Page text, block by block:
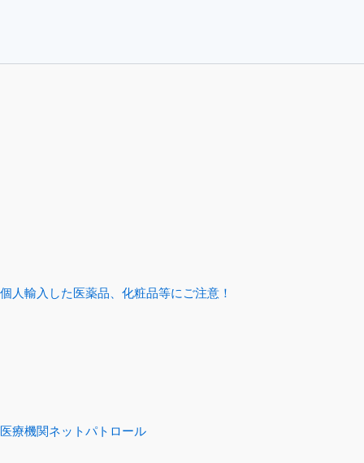
個人輸入した医薬品、化粧品等にご注意！
医療機関ネットパトロール